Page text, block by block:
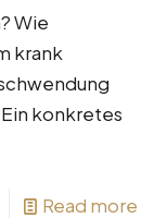
Wie
krank
konkretes
Read more